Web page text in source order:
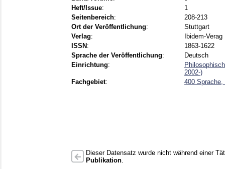
Heft/Issue:
1
Seitenbereich:
208-213
Ort der Veröffentlichung:
Stuttgart
Verlag:
Ibidem-Verag
ISSN :
1863-1622
Sprache der Veröffentlichung:
Deutsch
Einrichtung:
2002-)
Fachgebiet: 400
Dieser Datensatz wurde nicht während einer
Publikation